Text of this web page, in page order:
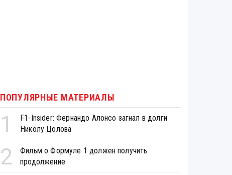
ПОПУЛЯРНЫЕ МАТЕРИАЛЫ
1
F1-Insider: Фернандо Алонсо загнал в долги
Николу Цолова
2
Фильм о Формуле 1 должен получить
продолжение